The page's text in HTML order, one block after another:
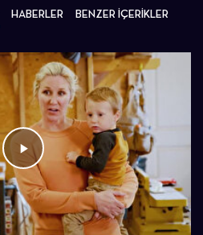
HABERLER BENZER İÇERİKLER